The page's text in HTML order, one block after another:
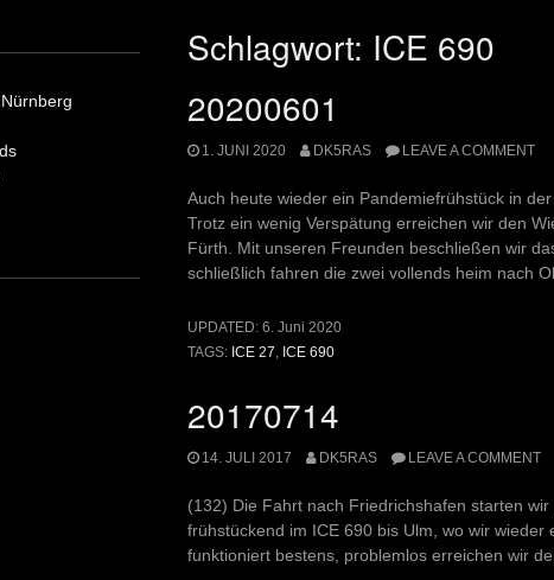
Schlagwort: ICE 690
20200601
1. JUNI 2020 DK5RAS LEAVE A COMMENT
Auch heute wieder ein Pandemiefrühstück in
Trotz ein wenig Verspätung erreichen wir den
Fürth. Mit unseren Freunden beschließen wir
schließlich fahren die zwei vollends heim nach
UPDATED: 6. Juni 2020
TAGS: ICE 27, ICE 690
20170714
14. JULI 2017 DK5RAS LEAVE A COMMENT
(132) Die Fahrt nach Friedrichshafen starten
frühstückend im ICE 690 bis Ulm, wo wir
funktioniert bestens, problemlos erreichen wir